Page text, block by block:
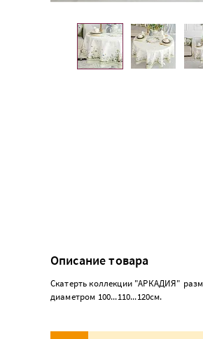
Описание товара
Скатерть коллекции "АРКАДИЯ"
диаметром 100...110...120см.